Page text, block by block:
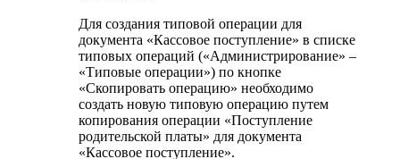
Для создания типовой операции для
документа «Кассовое поступление» в списке
типовых операций («Администрирование» –
«Типовые операции») по кнопке
«Скопировать операцию» необходимо
создать новую типовую операцию путем
копирования операции «Поступление
родительской платы» для документа
«Кассовое поступление».